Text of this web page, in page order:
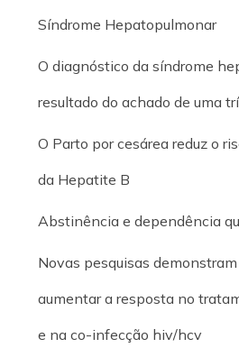
Síndrome Hepatopulmonar
O diagnóstico da síndrome
resultado do achado de uma
O Parto por cesárea reduz o
da Hepatite B
Abstinência e dependência
Novas pesquisas
aumentar a resposta no
e na co-infecção hiv/hcv